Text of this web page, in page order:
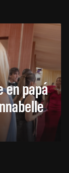
en papá